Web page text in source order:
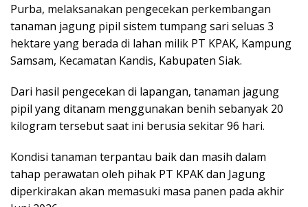
Purba, melaksanakan pengecekan perkembangan
tanaman jagung pipil sistem tumpang sari seluas 3
hektare yang berada di lahan milik PT KPAK, Kampung
Samsam, Kecamatan Kandis, Kabupaten Siak.
Dari hasil pengecekan di lapangan, tanaman jagung
pipil yang ditanam menggunakan benih sebanyak 20
kilogram tersebut saat ini berusia sekitar 96 hari.
Kondisi tanaman terpantau baik dan masih dalam
tahap perawatan oleh pihak PT KPAK dan Jagung
diperkirakan akan memasuki masa panen pada akhir